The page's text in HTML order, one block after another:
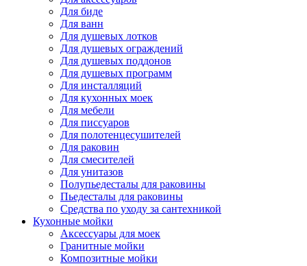
Для биде
Для ванн
Для душевых лотков
Для душевых ограждений
Для душевых поддонов
Для душевых программ
Для инсталляций
Для кухонных моек
Для мебели
Для писсуаров
Для полотенцесушителей
Для раковин
Для смесителей
Для унитазов
Полупьедесталы для раковины
Пьедесталы для раковины
Средства по уходу за сантехникой
Кухонные мойки
Аксессуары для моек
Гранитные мойки
Композитные мойки